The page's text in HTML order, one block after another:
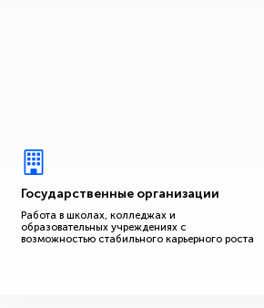
Государственные организации
Работа в школах, колледжах и
образовательных учреждениях с
возможностью стабильного карьерного роста